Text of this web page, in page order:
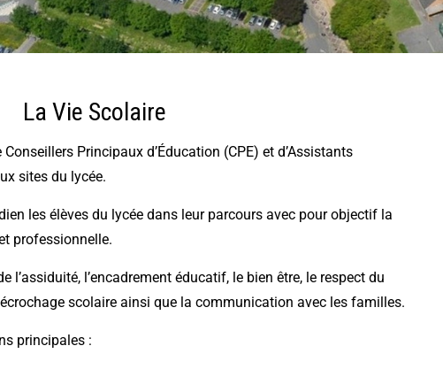
La Vie Scolaire
Principaux d’Éducation (CPE) et d’Assistants
sites du lycée.
les élèves du lycée dans leur parcours avec pour objectif la
professionnelle.
l’assiduité, l’encadrement éducatif, le bien être, le respect du
scolaire ainsi que la communication avec les familles.
principales :